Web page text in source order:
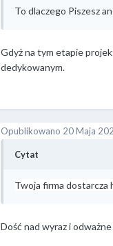
To dlaczego Piszesz
Gdyż na tym etapie
dedykowanym.
Opublikowano 20 Maja
Cytat
Twoja firma dostarcza
Dość nad wyraz i